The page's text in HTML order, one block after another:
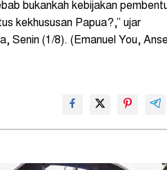
bukankah kebijakan
kekhususan Papua?,” ujar
Senin (1/8). (Emanuel You,